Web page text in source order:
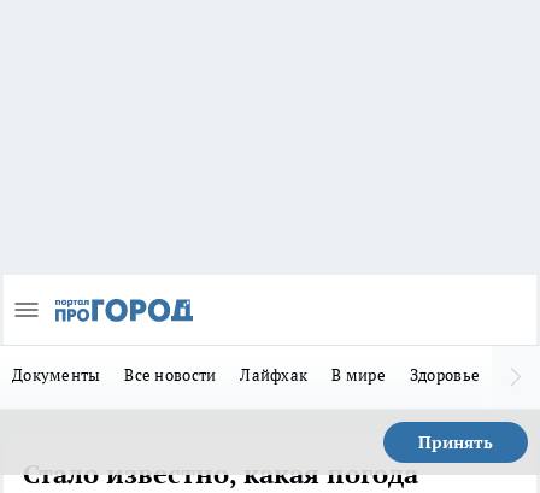
Документы Все новости Лайфхак В мире Здоровье
Принять
Стало известно, какая погода